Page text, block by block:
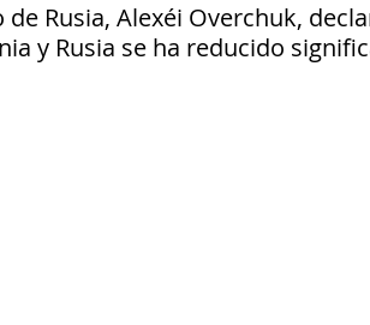
Rusia, Alexéi Overchuk,
y Rusia se ha reducido